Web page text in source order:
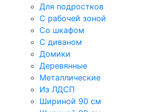
Для подростков
С рабочей зоной
Со шкафом
С диваном
Домики
Деревянные
Металлические
Из ЛДСП
Шириной 90 см